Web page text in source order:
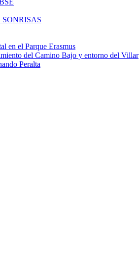
en el Parque Erasmus
del Camino Bajo y entorno del Villar
Peralta